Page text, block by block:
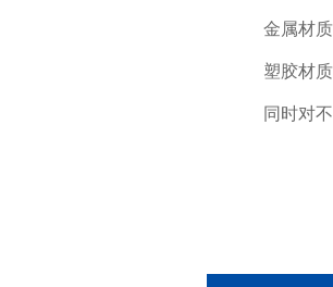
金属材
塑胶材
同时对